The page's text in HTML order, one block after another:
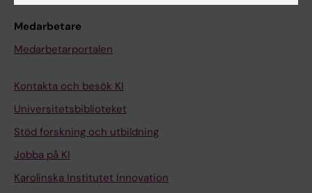
Medarbetare
Medarbetarportalen
Kontakta och besök KI
Universitetsbiblioteket
Stöd forskning och utbildning
Jobba på KI
Karolinska Institutet Innovation